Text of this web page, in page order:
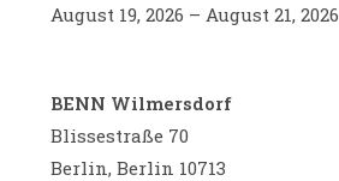
Jugendliche
August 19, 2026 – August 21, 2026
BENN Wilmersdorf
Blissestraße 70
Berlin,Berlin 10713